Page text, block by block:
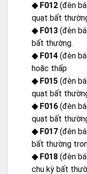
◆ F012 (đèn
quạt bất
◆ F013 (đèn
bất thường.
◆ F014 (đèn
hoặc thấp
◆ F015 (đèn
quạt bất
◆ F016 (đèn
quạt bất
◆ F017 (đèn
bất thường
◆ F018 (đèn
chu kỳ bất